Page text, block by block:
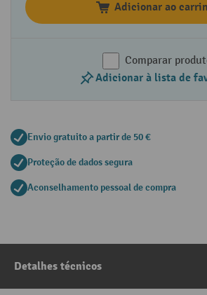
Adicionar ao
Comparar
Adicionar à lista de
Envio gratuito a partir de 50 €
Proteção de dados segura
Aconselhamento pessoal de compra
Detalhes técnicos